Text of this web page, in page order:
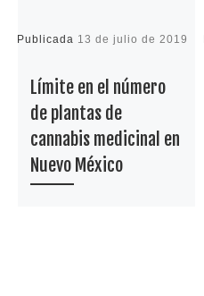
Publicada 13 de julio de 2019
Límite en el número
de plantas de
cannabis medicinal en
Nuevo México